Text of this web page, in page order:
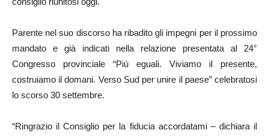
Parente nel suo discorso ha ribadito gli impegni per il prossimo
mandato e già indicati nella relazione presentata al 24°
Congresso provinciale “Più eguali. Viviamo il presente,
costruiamo il domani. Verso Sud per unire il paese” celebratosi
lo scorso 30 settembre.
“Ringrazio il Consiglio per la fiducia accordatami – dichiara il